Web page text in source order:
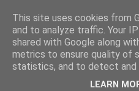
Blog de
Derecho
This site uses cookies from
and to analyze traffic. Your
shared with Google along
metrics to ensure quality of
statistics, and to detect and
LEARN